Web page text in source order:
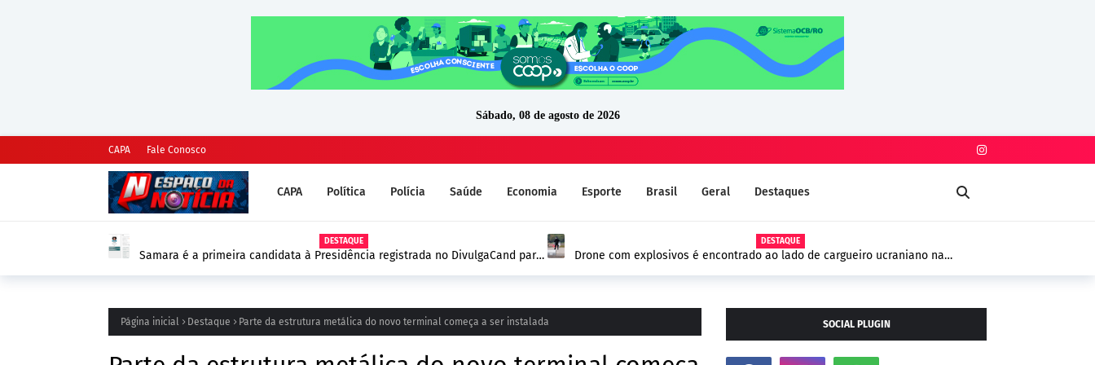
Sábado, 08 de agosto de 2026
CAPA Fale Conosco
CAPA Política Polícia Saúde Economia Esporte Brasil Geral Destaques
DESTAQUE
Samara é a primeira candidata à Presidência registrada no DivulgaCand para
DESTAQUE
Drone com explosivos é encontrado ao lado de cargueiro ucraniano na
Página inicial Destaque Parte da estrutura metálica do novo terminal começa a ser instalada SOCIAL PLUGIN